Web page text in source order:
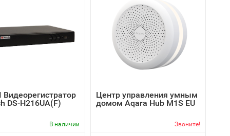
Видеорегистратор
DS-H216UA(F)
В наличии
Центр управления умным
домом Aqara Hub M1S EU
Звоните!